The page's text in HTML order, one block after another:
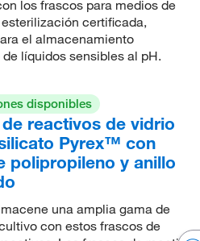
los frascos para medios de
certificada,
el almacenamiento
líquidos sensibles al pH.
disponibles
reactivos de vidrio
Pyrex™ con
polipropileno y anillo
una amplia gama de
con estos frascos de